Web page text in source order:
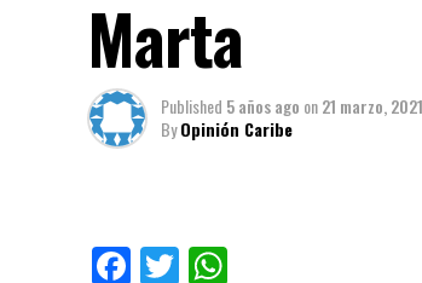
Marta
Published 5 años ago on21 marzo, 2021
ByOpinión Caribe
Facebook
Twitter